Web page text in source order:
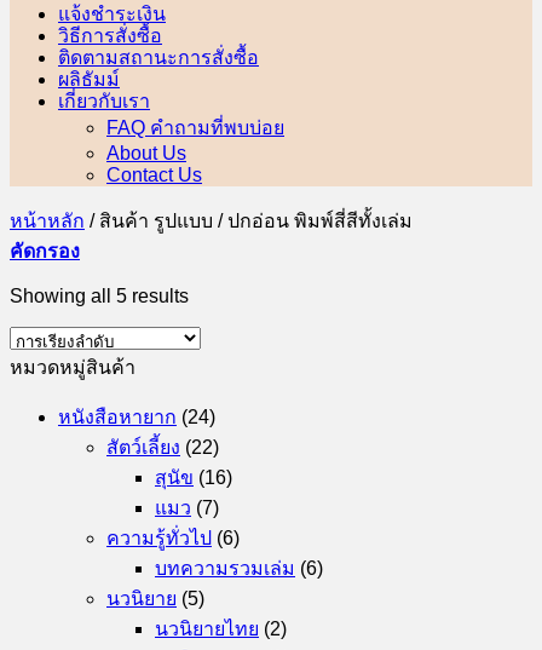
แจ้งชำระเงิน
วิธีการสั่งซื้อ
ติดตามสถานะการสั่งซื้อ
ผลิธัมม์
เกี่ยวกับเรา
FAQ คำถามที่พบบ่อย
About Us
Contact Us
หน้าหลัก /สินค้า รูปแบบ /ปกอ่อน พิมพ์สี่สีทั้งเล่ม
คัดกรอง
Showing all 5 results
หมวดหมู่สินค้า
หนังสือหายาก (24)
สัตว์เลี้ยง (22)
สุนัข (16)
แมว (7)
ความรู้ทั่วไป (6)
บทความรวมเล่ม (6)
นวนิยาย (5)
นวนิยายไทย (2)